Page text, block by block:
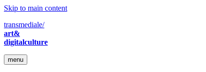
Skip to main content
transmediale/
art&
digitalculture
menu